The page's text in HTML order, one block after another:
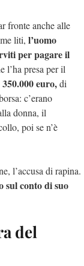
fronte anche alle
liti, l’uomo
per pagare il
l’ha presa per il
euro,di
c’erano
donna, il
poi se n’è
l’accusa di rapina.
sul conto di suo
del